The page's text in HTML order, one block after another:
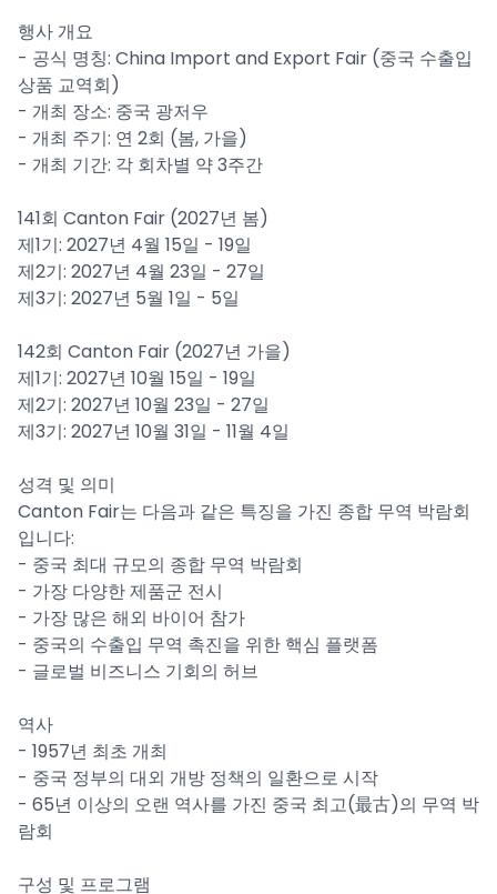
행사 개요
- 공식 명칭: China Import and Export Fair (중국 수출입
상품 교역회)
- 개최 장소: 중국 광저우
- 개최 주기: 연 2회 (봄, 가을)
- 개최 기간: 각 회차별 약 3주간
141회 Canton Fair (2027년 봄)
제1기: 2027년 4월 15일 - 19일
제2기: 2027년 4월 23일 - 27일
제3기: 2027년 5월 1일 - 5일
142회 Canton Fair (2027년 가을)
제1기: 2027년 10월 15일 - 19일
제2기: 2027년 10월 23일 - 27일
제3기: 2027년 10월 31일 - 11월 4일
성격 및 의미
Canton Fair는 다음과 같은 특징을 가진 종합 무역 박람회
입니다:
- 중국 최대 규모의 종합 무역 박람회
- 가장 다양한 제품군 전시
- 가장 많은 해외 바이어 참가
- 중국의 수출입 무역 촉진을 위한 핵심 플랫폼
- 글로벌 비즈니스 기회의 허브
역사
- 1957년 최초 개최
- 중국 정부의 대외 개방 정책의 일환으로 시작
- 65년 이상의 오랜 역사를 가진 중국 최고(最古)의 무역 박
람회
구성 및 프로그램